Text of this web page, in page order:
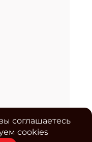
соглашаетесь
cookies